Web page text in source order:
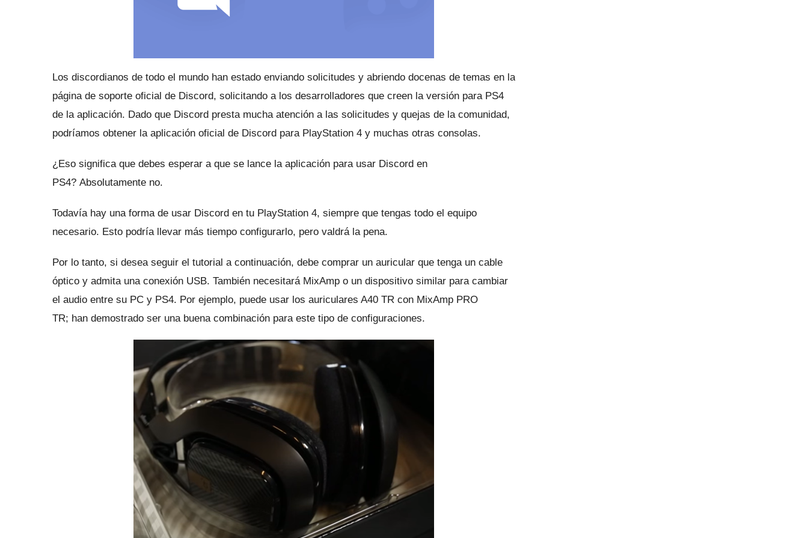
Los discordianos de todo el mundo han estado enviando solicitudes y abriendo docenas de temas en la
página de soporte oficial de Discord, solicitando a los desarrolladores que creen la versión para PS4
de la aplicación. Dado que Discord presta mucha atención a las solicitudes y quejas de la comunidad,
podríamos obtener la aplicación oficial de Discord para PlayStation 4 y muchas otras consolas.
¿Eso significa que debes esperar a que se lance la aplicación para usar Discord en
PS4? Absolutamente no.
Todavía hay una forma de usar Discord en tu PlayStation 4, siempre que tengas todo el equipo
necesario. Esto podría llevar más tiempo configurarlo, pero valdrá la pena.
Por lo tanto, si desea seguir el tutorial a continuación, debe comprar un auricular que tenga un cable
óptico y admita una conexión USB. También necesitará MixAmp o un dispositivo similar para cambiar
el audio entre su PC y PS4. Por ejemplo, puede usar los auriculares A40 TR con MixAmp PRO
TR; han demostrado ser una buena combinación para este tipo de configuraciones.